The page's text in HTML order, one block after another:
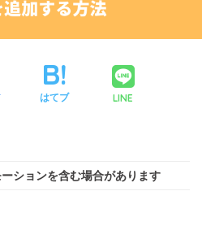
はてブ LINE
ションを含む場合があります